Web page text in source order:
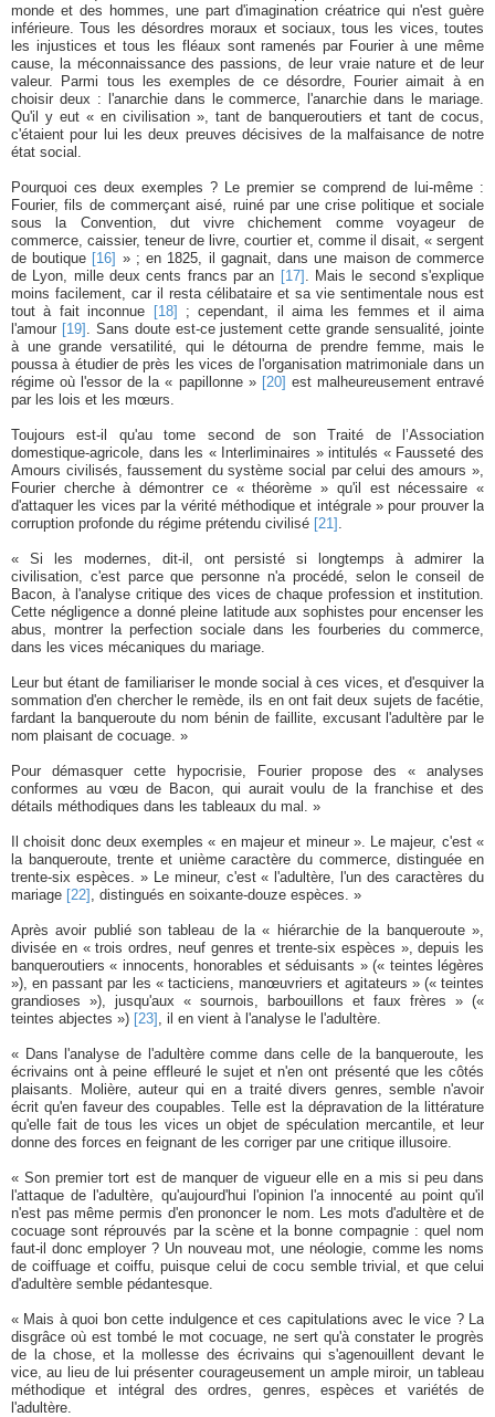
monde et des hommes, une part d'imagination créatrice qui n'est guère
inférieure. Tous les désordres moraux et sociaux, tous les vices, toutes
les injustices et tous les fléaux sont ramenés par Fourier à une même
cause, la méconnaissance des passions, de leur vraie nature et de leur
valeur. Parmi tous les exemples de ce désordre, Fourier aimait à en
choisir deux : l'anarchie dans le commerce, l'anarchie dans le mariage.
Qu'il y eut « en civilisation », tant de banqueroutiers et tant de cocus,
c'étaient pour lui les deux preuves décisives de la malfaisance de notre
état social.
Pourquoi ces deux exemples ? Le premier se comprend de lui-même :
Fourier, fils de commerçant aisé, ruiné par une crise politique et sociale
sous la Convention, dut vivre chichement comme voyageur de
commerce, caissier, teneur de livre, courtier et, comme il disait, « sergent
de boutique
[16]
» ; en 1825, il gagnait, dans une maison de commerce
de Lyon, mille deux cents francs par an
[17] . Mais le second s'explique
moins facilement, car il resta célibataire et sa vie sentimentale nous est
tout à fait inconnue
[18]
; cependant, il aima les femmes et il aima
l'amour
[19] . Sans doute est-ce justement cette grande sensualité, jointe
à une grande versatilité, qui le détourna de prendre femme, mais le
poussa à étudier de près les vices de l'organisation matrimoniale dans un
régime où l'essor de la « papillonne »
[20]
est malheureusement entravé
par les lois et les mœurs.
Toujours est-il qu'au tome second de son Traité de l’Association
domestique-agricole, dans les « Interliminaires » intitulés « Fausseté des
Amours civilisés, faussement du système social par celui des amours »,
Fourier cherche à démontrer ce « théorème » qu'il est nécessaire «
d'attaquer les vices par la vérité méthodique et intégrale » pour prouver la
corruption profonde du régime prétendu civilisé [21] .
« Si les modernes, dit-il, ont persisté si longtemps à admirer la
civilisation, c'est parce que personne n'a procédé, selon le conseil de
Bacon, à l'analyse critique des vices de chaque profession et institution.
Cette négligence a donné pleine latitude aux sophistes pour encenser les
abus, montrer la perfection sociale dans les fourberies du commerce,
dans les vices mécaniques du mariage.
Leur but étant de familiariser le monde social à ces vices, et d'esquiver la
sommation d'en chercher le remède, ils en ont fait deux sujets de facétie,
fardant la banqueroute du nom bénin de faillite, excusant l'adultère par le
nom plaisant de cocuage. »
Pour démasquer cette hypocrisie, Fourier propose des « analyses
conformes au vœu de Bacon, qui aurait voulu de la franchise et des
détails méthodiques dans les tableaux du mal. »
Il choisit donc deux exemples « en majeur et mineur ». Le majeur, c'est «
la banqueroute, trente et unième caractère du commerce, distinguée en
trente-six espèces. » Le mineur, c'est « l'adultère, l'un des caractères du
mariage [22] , distingués en soixante-douze espèces. »
Après avoir publié son tableau de la « hiérarchie de la banqueroute »,
divisée en « trois ordres, neuf genres et trente-six espèces », depuis les
banqueroutiers « innocents, honorables et séduisants » (« teintes légères
»), en passant par les « tacticiens, manœuvriers et agitateurs » (« teintes
grandioses »), jusqu'aux « sournois, barbouillons et faux frères » («
teintes abjectes ») [23] , il en vient à l'analyse le l'adultère.
« Dans l'analyse de l'adultère comme dans celle de la banqueroute, les
écrivains ont à peine effleuré le sujet et n'en ont présenté que les côtés
plaisants. Molière, auteur qui en a traité divers genres, semble n'avoir
écrit qu'en faveur des coupables. Telle est la dépravation de la littérature
qu'elle fait de tous les vices un objet de spéculation mercantile, et leur
donne des forces en feignant de les corriger par une critique illusoire.
« Son premier tort est de manquer de vigueur elle en a mis si peu dans
l'attaque de l'adultère, qu'aujourd'hui l'opinion l'a innocenté au point qu'il
n'est pas même permis d'en prononcer le nom. Les mots d'adultère et de
cocuage sont réprouvés par la scène et la bonne compagnie : quel nom
faut-il donc employer ? Un nouveau mot, une néologie, comme les noms
de coiffuage et coiffu, puisque celui de cocu semble trivial, et que celui
d'adultère semble pédantesque.
« Mais à quoi bon cette indulgence et ces capitulations avec le vice ? La
disgrâce où est tombé le mot cocuage, ne sert qu'à constater le progrès
de la chose, et la mollesse des écrivains qui s'agenouillent devant le
vice, au lieu de lui présenter courageusement un ample miroir, un tableau
méthodique et intégral des ordres, genres, espèces et variétés de
l'adultère.